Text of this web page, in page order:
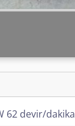
62 devir/dakika